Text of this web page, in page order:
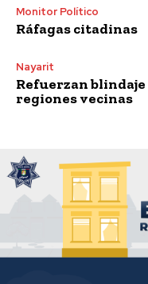
Monitor Político
Ráfagas citadinas
Nayarit
Refuerzan
regiones vecinas